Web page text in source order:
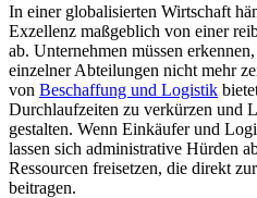
In einer globalisierten Wirtschaft
Exzellenz maßgeblich von einer
ab. Unternehmen müssen
einzelner Abteilungen nicht mehr
von Beschaffung und Logistik
Durchlaufzeiten zu verkürzen und
gestalten. Wenn Einkäufer und
lassen sich administrative Hürden
Ressourcen freisetzen, die direkt
beitragen.